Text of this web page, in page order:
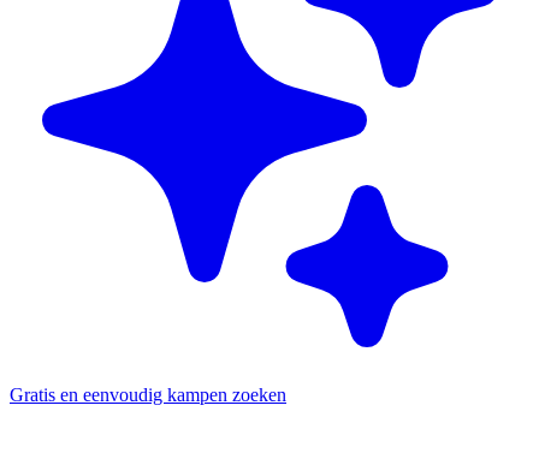
Gratis en eenvoudig kampen zoeken